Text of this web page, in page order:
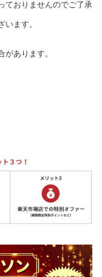
ておりませんのでご了承
ます。
あります。